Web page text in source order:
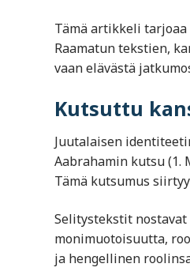
Tämä artikkeli
Raamatun tekstien,
vaan elävästä
Kutsuttu
Juutalaisen
Aabrahamin kutsu (1.
Tämä kutsumus
Selitystekstit
monimuotoisuutta,
ja hengellinen